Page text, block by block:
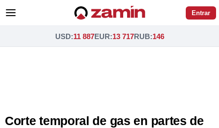
Entrar
USD:11 887EUR:13 717RUB:146
Corte temporal de gas en partes de